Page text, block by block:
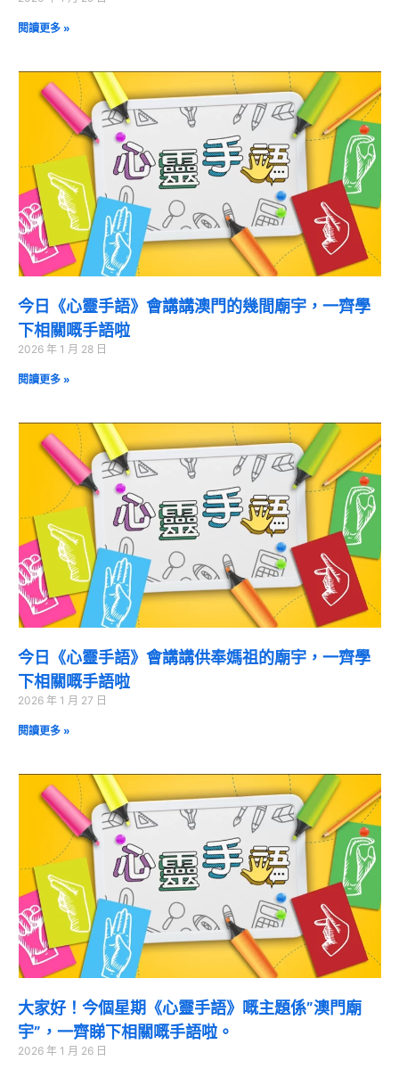
閱讀更多 »
今日《心靈手語》會講講澳門的幾間廟宇，一齊學
下相關嘅手語啦
2026 年 1 月 28 日
閱讀更多 »
今日《心靈手語》會講講供奉媽祖的廟宇，一齊學
下相關嘅手語啦
2026 年 1 月 27 日
閱讀更多 »
大家好！今個星期《心靈手語》嘅主題係”澳門廟
宇”，一齊睇下相關嘅手語啦。
2026 年 1 月 26 日